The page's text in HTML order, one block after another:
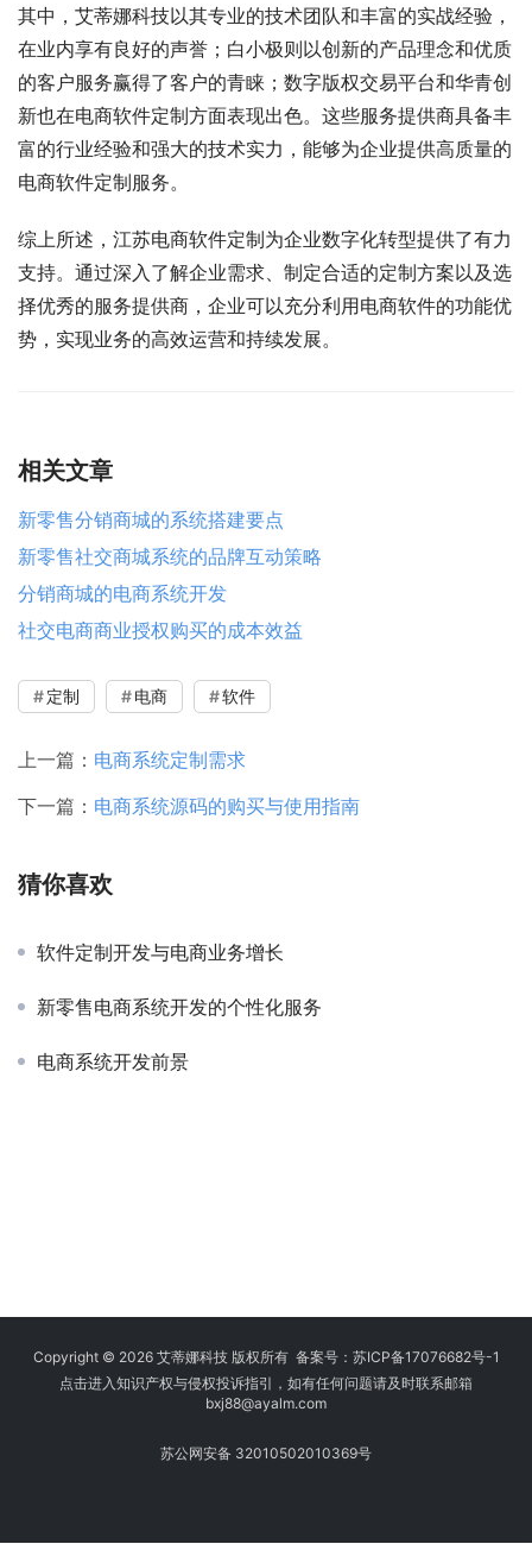
其中，艾蒂娜科技以其专业的技术团队和丰富的实战经验，
在业内享有良好的声誉；白小极则以创新的产品理念和优质
的客户服务赢得了客户的青睐；数字版权交易平台和华青创
新也在电商软件定制方面表现出色。这些服务提供商具备丰
富的行业经验和强大的技术实力，能够为企业提供高质量的
电商软件定制服务。
综上所述，江苏电商软件定制为企业数字化转型提供了有力
支持。通过深入了解企业需求、制定合适的定制方案以及选
择优秀的服务提供商，企业可以充分利用电商软件的功能优
势，实现业务的高效运营和持续发展。
相关文章
新零售分销商城的系统搭建要点
新零售社交商城系统的品牌互动策略
分销商城的电商系统开发
社交电商商业授权购买的成本效益
定制 电商 软件
上一篇： 电商系统定制需求
下一篇： 电商系统源码的购买与使用指南
猜你喜欢
软件定制开发与电商业务增长
新零售电商系统开发的个性化服务
电商系统开发前景
Copyright © 2026 艾蒂娜科技 版权所有 备案号： 苏ICP备17076682号-1
点击进入知识产权与侵权投诉指引，如有任何问题请及时联系邮箱
bxj88@ayalm.com
苏公网安备 32010502010369号